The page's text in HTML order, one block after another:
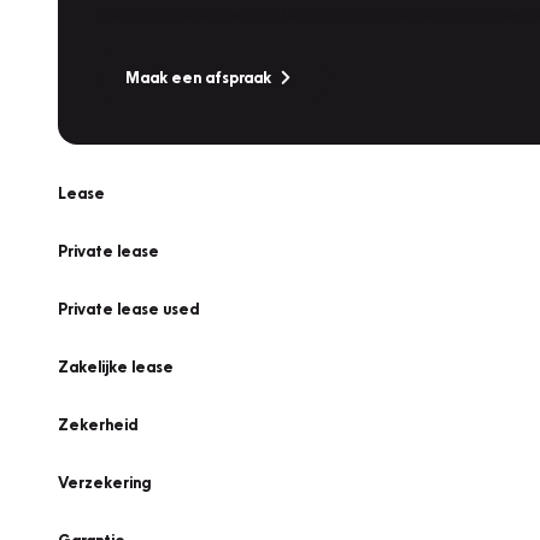
Maak een afspraak
Lease
Private lease
Private lease used
Zakelijke lease
Zekerheid
Verzekering